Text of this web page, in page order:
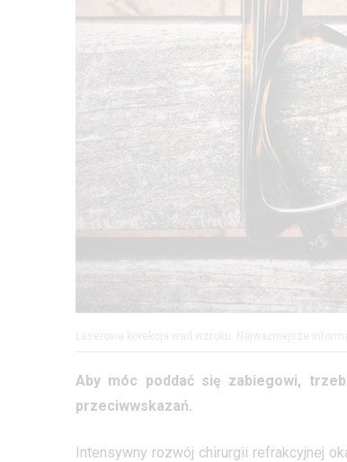
Aby móc poddać się zabiegowi,
przeciwwskazań.
Intensywny rozwój chirurgii refrakcyjnej